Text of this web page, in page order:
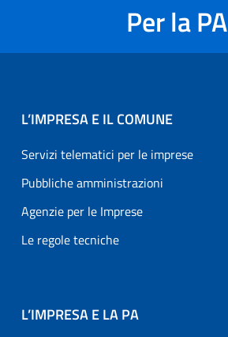
Per la PA
L’IMPRESA E IL COMUNE
Servizi telematici per le imprese
Pubbliche amministrazioni
Agenzie per le Imprese
Le regole tecniche
L’IMPRESA E LA PA